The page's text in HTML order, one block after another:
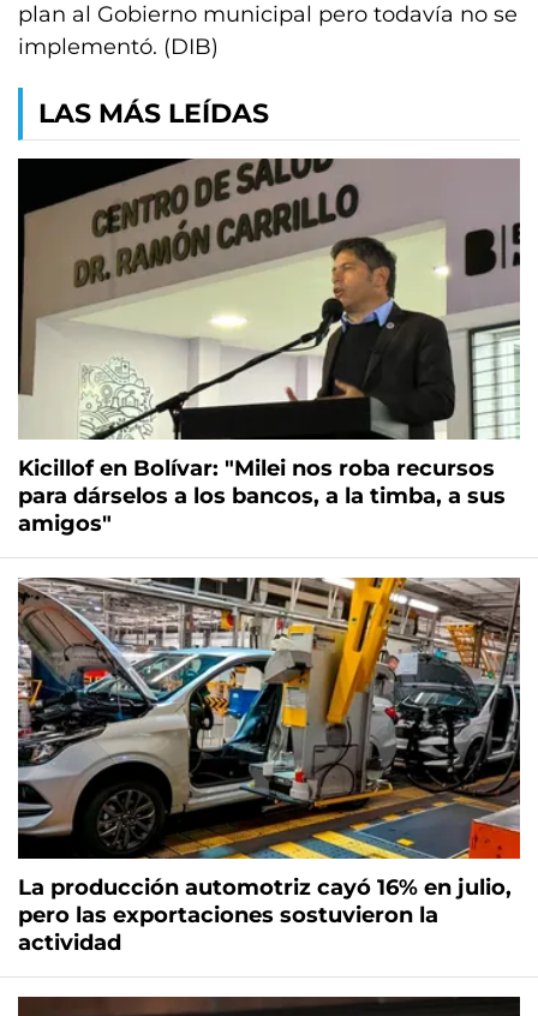
plan al Gobierno municipal pero todavía no se
implementó. (DIB)
LAS MÁS LEÍDAS
Kicillof en Bolívar: "Milei nos roba recursos
para dárselos a los bancos, a la timba, a sus
amigos"
La producción automotriz cayó 16% en julio,
pero las exportaciones sostuvieron la
actividad